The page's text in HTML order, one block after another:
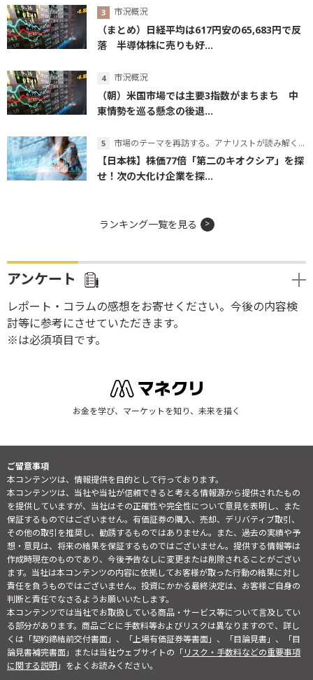
市況概況
（まとめ）日経平均は617円安の65,683円で反
落 半導体株に売りも好...
市況概況
（朝）米国市場では主要3指数がまちまち 中
東情勢を巡る懸念の後退...
市場のテーマを再訪する。アナリストが読み解くテーマの本質
【日本株】株価77倍「第二のキオクシア」を探
せ！次の大化け企業を探...
ランキング一覧を見る
アンケート
レポート・コラムの感想をお寄せください。今後の内容検
討等に参考にさせていただきます。
※は必須項目です。
お金を学び、マーケットを知り、未来を描く
ご留意事項
本コンテンツは、情報提供を目的として行っております。
本コンテンツは、当社や当社が信頼できると考える情報源から提供されたもの
を提供していますが、当社はその正確性や完全性について意見を表明し、また
保証するものではございません。有価証券の購入、売却、デリバティブ取引、
その他の取引を推奨し、勧誘するものではありません。また、過去の実績や予
想・意見は、将来の結果を保証するものではございません。提供する情報等は
作成時現在のものであり、今後予告なしに変更または削除されることがござい
ます。当社は本コンテンツの内容に依拠してお客様が取った行動の結果に対し
責任を負うものではございません。投資にかかる最終決定は、お客様ご自身の
判断と責任でなさるようお願いいたします。
本コンテンツでは当社でお取扱している商品・サービス等について言及してい
る部分があります。商品ごとに手数料等およびリスクは異なりますので、詳し
くは「契約締結前交付書面」、「上場有価証券等書面」、「目論見書」、「目
論見書補完書面」または当社ウェブサイトの「リスク・手数料などの重要事項
に関する説明」をよくお読みください。